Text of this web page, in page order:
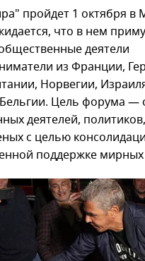
пройдет 1 октября в
что в нем
деятели
из Франции,
Норвегии,
Цель форума —
деятелей,
с целью
поддержке